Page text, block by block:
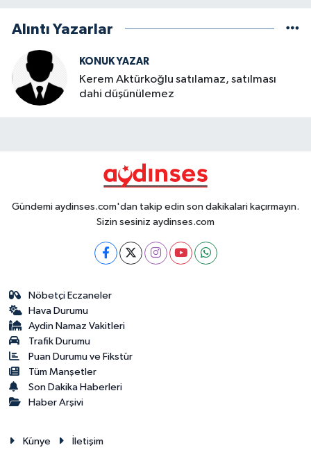
Alıntı Yazarlar
KONUK YAZAR
Kerem Aktürkoğlu satılamaz, satılması
dahi düşünülemez
Gündemi aydinses.com'dan takip edin son dakikalari kaçırmayın.
Sizin sesiniz aydinses.com
Nöbetçi Eczaneler
Hava Durumu
Aydin Namaz Vakitleri
Trafik Durumu
Puan Durumu ve Fikstür
Tüm Manşetler
Son Dakika Haberleri
Haber Arşivi
Künye İletişim